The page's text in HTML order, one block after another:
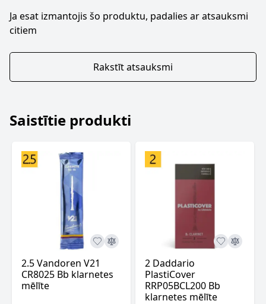
Ja esat izmantojis šo produktu, padalies ar atsauksmi
citiem
Rakstīt atsauksmi
Saistītie produkti
2.5 Vandoren V21
CR8025 Bb klarnetes
mēlīte
2 Daddario
PlastiCover
RRP05BCL200 Bb
klarnetes mēlīte